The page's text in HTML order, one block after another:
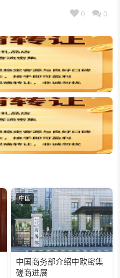
0 0
中国
中国商务部介绍中欧密集
磋商进展